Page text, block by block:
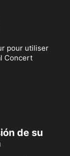
pour utiliser
Concert
de su